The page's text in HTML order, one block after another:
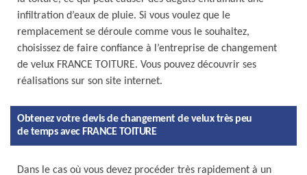
infiltration d’eaux de pluie. Si vous voulez que le
remplacement se déroule comme vous le souhaitez,
choisissez de faire confiance à l’entreprise de changement
de velux FRANCE TOITURE. Vous pouvez découvrir ses
réalisations sur son site internet.
Obtenez votre devis de changement de velux très peu
de temps avec FRANCE TOITURE
Dans le cas où vous devez procéder très rapidement à un